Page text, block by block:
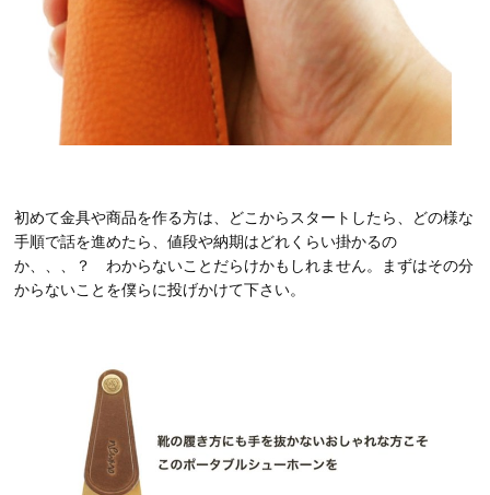
初めて金具や商品を作る方は、どこからスタートしたら、どの様な
手順で話を進めたら、値段や納期はどれくらい掛かるの
か、、、？ わからないことだらけかもしれません。まずはその分
からないことを僕らに投げかけて下さい。